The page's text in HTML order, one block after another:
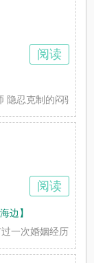
隐忍克制的闷骚
阅读
边】
一次婚姻经历的
阅读